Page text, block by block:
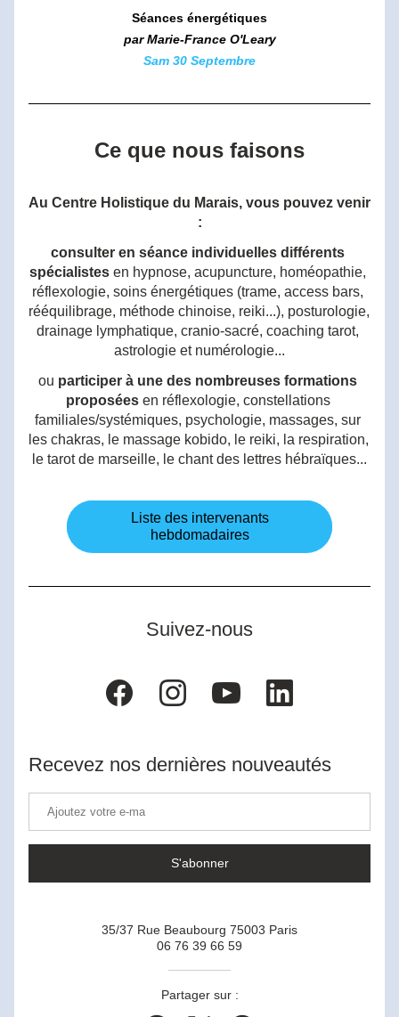
Séances énergétiques
par Marie-France O'Leary
Sam 30 Septembre
Ce que nous faisons
Au Centre Holistique du Marais, vous pouvez venir
:
consulter en séance individuelles différents
spécialistes en hypnose, acupuncture, homéopathie,
réflexologie, soins énergétiques (trame, access bars,
rééquilibrage, méthode chinoise, reiki...), posturologie,
drainage lymphatique, cranio-sacré, coaching tarot,
astrologie et numérologie...
ou participer à une des nombreuses formations
proposées en réflexologie, constellations
familiales/systémiques, psychologie, massages, sur
les chakras, le massage kobido, le reiki, la respiration,
le tarot de marseille, le chant des lettres hébraïques...
Liste des intervenants
hebdomadaires
Suivez-nous
Recevez nos dernières nouveautés
S'abonner
35/37 Rue Beaubourg 75003 Paris
06 76 39 66 59
Partager sur :